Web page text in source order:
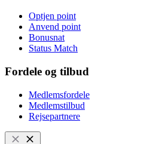
Optjen point
Anvend point
Bonusnat
Status Match
Fordele og tilbud
Medlemsfordele
Medlemstilbud
Rejsepartnere